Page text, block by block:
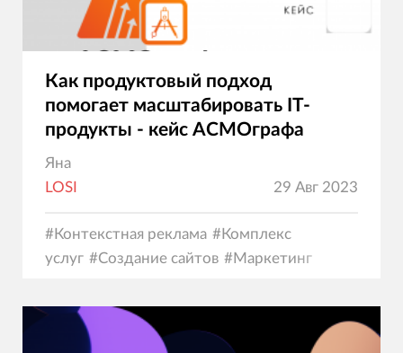
Как продуктовый подход
помогает масштабировать IT-
продукты - кейс АСМОграфа
Яна
LOSI
29 Авг 2023
#Контекстная реклама #Комплекс
услуг #Создание сайтов #Маркетинг